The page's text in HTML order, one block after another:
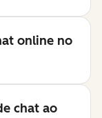
online no
chat ao